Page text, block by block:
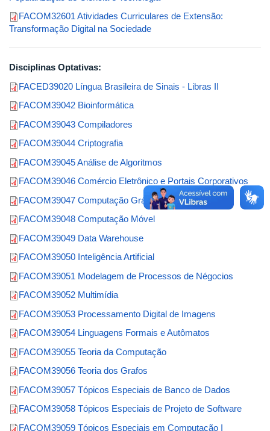
FACOM32601 Atividades Curriculares de Extensão:
Transformação Digital na Sociedade
Disciplinas Optativas:
FACED39020 Língua Brasileira de Sinais - Libras II
FACOM39042 Bioinformática
FACOM39043 Compiladores
FACOM39044 Criptografia
FACOM39045 Análise de Algoritmos
FACOM39046 Comércio Eletrônico e Portais Corporativos
FACOM39047 Computação Gráfica
FACOM39048 Computação Móvel
FACOM39049 Data Warehouse
FACOM39050 Inteligência Artificial
FACOM39051 Modelagem de Processos de Négocios
FACOM39052 Multimídia
FACOM39053 Processamento Digital de Imagens
FACOM39054 Linguagens Formais e Autômatos
FACOM39055 Teoria da Computação
FACOM39056 Teoria dos Grafos
FACOM39057 Tópicos Especiais de Banco de Dados
FACOM39058 Tópicos Especiais de Projeto de Software
FACOM39059 Tópicos Especiais em Computação I